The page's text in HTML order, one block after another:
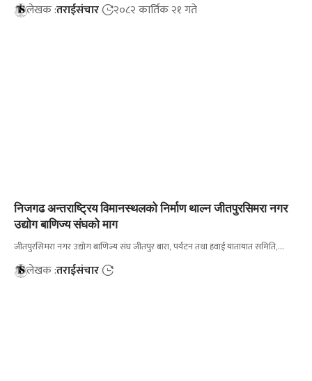
लेखक :तराईसंचार २०८२ कार्तिक २१ गते
निजगढ अन्तराष्ट्रिय विमानस्थलको निर्माण थाल्न जीतपुरसिमरा नगर
उद्योग बाणिज्य संघको माग
जीतपुरसिमरा नगर उद्योग बाणिज्य संघ जीतपुर बारा, पर्यटन तथा हवाई यातायात समिति,…
लेखक :तराईसंचार